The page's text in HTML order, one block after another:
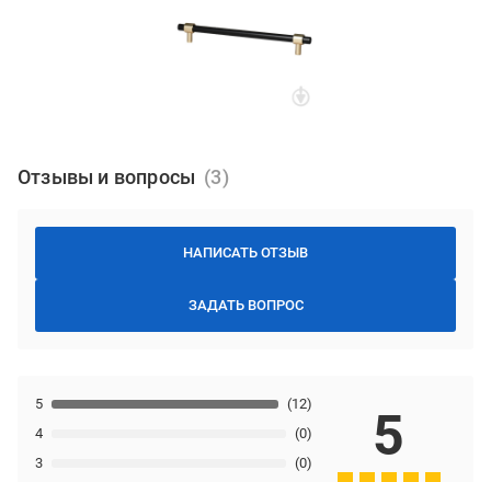
Отзывы и вопросы
НАПИСАТЬ ОТЗЫВ
ЗАДАТЬ ВОПРОС
3 (0)
4 (0)
5 (12)
5